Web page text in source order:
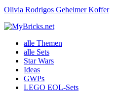
Olivia Rodrigos Geheimer Koffer
alle Themen
alle Sets
Star Wars
Ideas
GWPs
LEGO EOL-Sets